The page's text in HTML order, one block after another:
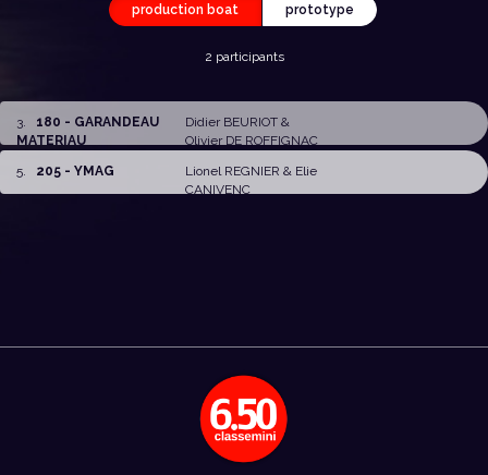
production boat prototype
2 participants
3
180 - GARANDEAU
MATERIAU
Didier BEURIOT&
Olivier DE ROFFIGNAC
5
205 - YMAG Lionel REGNIER & Elie
CANIVENC